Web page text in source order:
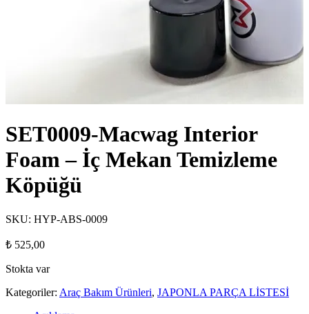
SET0009-Macwag Interior
Foam – İç Mekan Temizleme
Köpüğü
SKU: HYP-ABS-0009
₺ 525,00
Stokta var
Kategoriler: Araç Bakım Ürünleri, JAPONLA PARÇA LİSTESİ